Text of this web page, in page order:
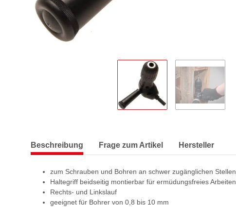
Beschreibung Frage zum Artikel Hersteller
zum Schrauben und Bohren an schwer zugänglichen Stellen
Haltegriff beidseitig montierbar für ermüdungsfreies Arbeiten
Rechts- und Linkslauf
geeignet für Bohrer von 0,8 bis 10 mm